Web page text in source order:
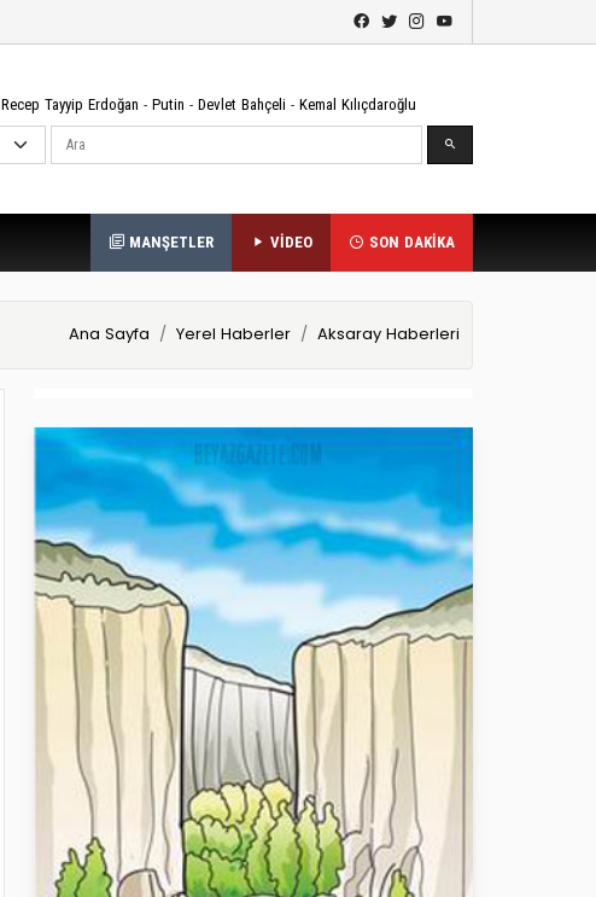
Recep Tayyip Erdoğan - Putin - Devlet Bahçeli - Kemal Kılıçdaroğlu
Ara
MANŞETLER VİDEO SON DAKİKA
Ana Sayfa Yerel Haberler Aksaray Haberleri